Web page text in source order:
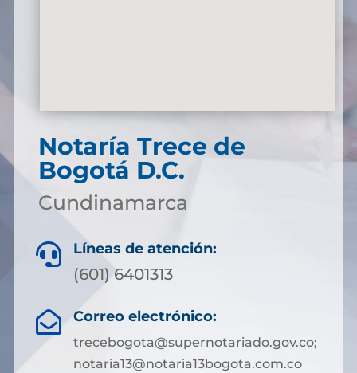
Notaría Trece de
Bogotá D.C.
Cundinamarca
 Líneas de atención:
(601) 6401313
 Correo electrónico:
trecebogota@supernotariado.gov.co;
notaria13@notaria13bogota.com.co